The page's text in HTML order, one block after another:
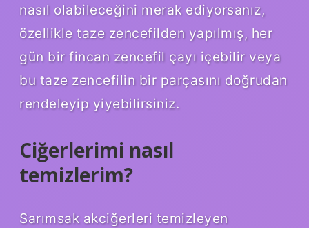
nasıl olabileceğini merak ediyorsanız,
özellikle taze zencefilden yapılmış, her
gün bir fincan zencefil çayı içebilir veya
bu taze zencefilin bir parçasını doğrudan
rendeleyip yiyebilirsiniz.
Ciğerlerimi nasıl
temizlerim?
Sarımsak akciğerleri temizleyen